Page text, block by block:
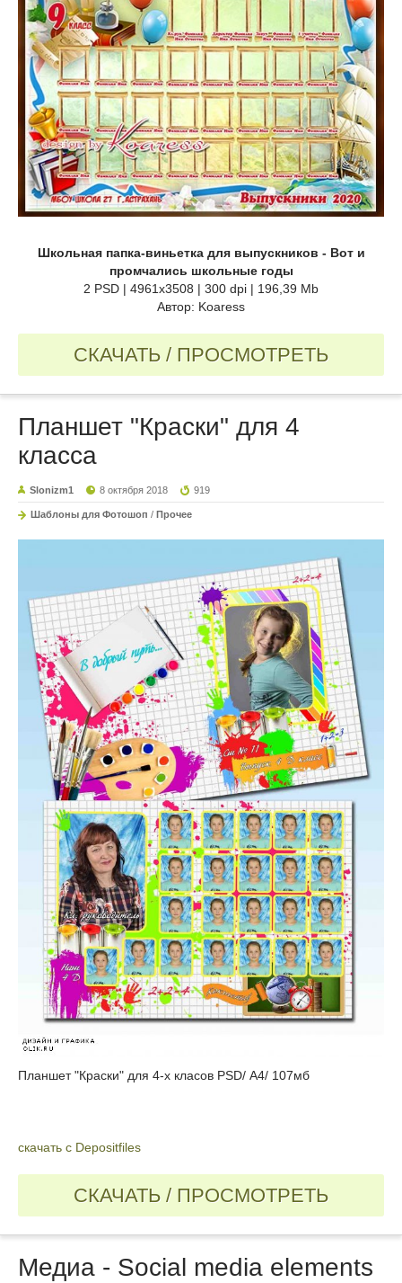
Школьная папка-виньетка для выпускников - Вот и
промчались школьные годы
2 PSD | 4961x3508 | 300 dpi | 196,39 Mb
Автор: Koaress
СКАЧАТЬ / ПРОСМОТРЕТЬ
Планшет "Краски" для 4
класса
Slonizm1 8 октября 2018 919
Шаблоны для Фотошоп / Прочее
Планшет "Краски" для 4-х класов PSD/ А4/ 107мб
скачать с Depositfiles
СКАЧАТЬ / ПРОСМОТРЕТЬ
Медиа - Social media elements